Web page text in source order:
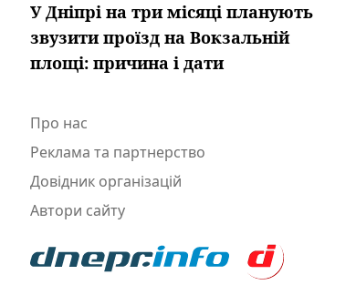
У Дніпрі на три місяці планують
звузити проїзд на Вокзальній
площі: причина і дати
Про нас
Реклама та партнерство
Довідник організацій
Автори сайту